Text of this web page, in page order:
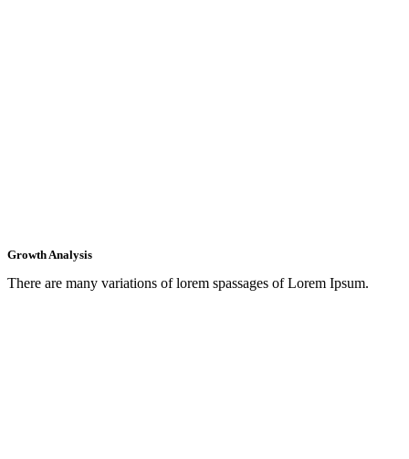
Growth Analysis
There are many variations of lorem spassages of Lorem Ipsum.